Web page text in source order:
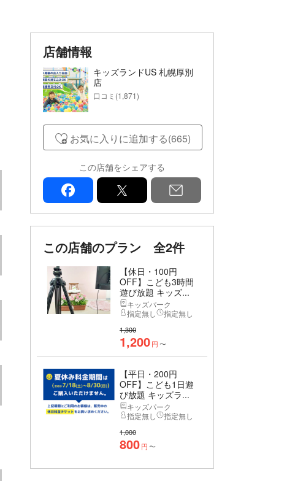
店舗情報
キッズランドUS 札幌厚別
店
口コミ(1,871)
お気に入りに追加する(665)
この店舗をシェアする
facebook
この店舗のプラン 全2件
【休日・100円
OFF】こども3時間
遊び放題 キッズ...
キッズパーク
指定無し
指定無し
1,300
1,200円 〜
【平日・200円
OFF】こども1日遊
び放題 キッズラ...
キッズパーク
指定無し
指定無し
1,000
800円 〜